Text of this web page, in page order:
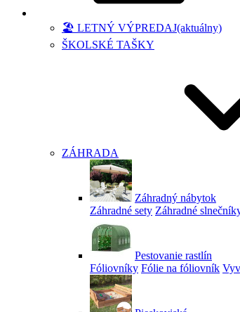
🏖️ LETNÝ VÝPREDAJ(aktuálny)
ŠKOLSKÉ TAŠKY
ZÁHRADA
Záhradný nábytok
Záhradné sety Záhradné
Pestovanie rastlín
Fóliovníky Fólie na fóliovník